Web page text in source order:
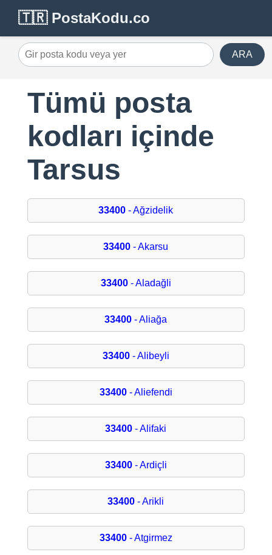
🇹🇷 PostaKodu.co
ARA
Tümü posta
kodları içinde
Tarsus
33400 - Ağzidelik
33400 - Akarsu
33400- Aladağli
33400 - Aliağa
33400- Alibeyli
33400- Aliefendi
33400 - Alifaki
33400- Ardiçli
33400 - Arikli
33400- Atgirmez